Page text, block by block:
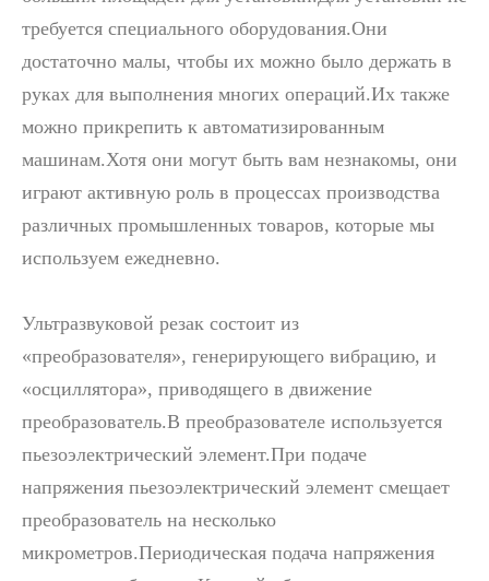
Технология ультразвуковой стерилизации и инактивации
В настоящее время исследования по добыче антиоксидантов и
Исследование инактивации бактериальных спор с помощью ультразвуковой технологии
требуется специального оборудования.Они
достаточно малы, чтобы их можно было держать в
руках для выполнения многих операций.Их также
можно прикрепить к автоматизированным
машинам.Хотя они могут быть вам незнакомы, они
играют активную роль в процессах производства
различных промышленных товаров, которые мы
используем ежедневно.
Ультразвуковой резак состоит из
«преобразователя», генерирующего вибрацию, и
«осциллятора», приводящего в движение
преобразователь.В преобразователе используется
пьезоэлектрический элемент.При подаче
напряжения пьезоэлектрический элемент смещает
преобразователь на несколько
микрометров.Периодическая подача напряжения